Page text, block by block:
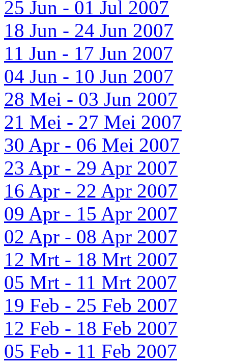
25 Jun - 01 Jul 2007
18 Jun - 24 Jun 2007
11 Jun - 17 Jun 2007
04 Jun - 10 Jun 2007
28 Mei - 03 Jun 2007
21 Mei - 27 Mei 2007
30 Apr - 06 Mei 2007
23 Apr - 29 Apr 2007
16 Apr - 22 Apr 2007
09 Apr - 15 Apr 2007
02 Apr - 08 Apr 2007
12 Mrt - 18 Mrt 2007
05 Mrt - 11 Mrt 2007
19 Feb - 25 Feb 2007
12 Feb - 18 Feb 2007
05 Feb - 11 Feb 2007